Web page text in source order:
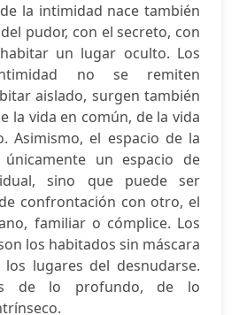
la intimidad nace también
pudor, con el secreto, con
un lugar oculto. Los
no se remiten
aislado, surgen también
la vida en común, de la vida
Asimismo, el espacio de la
un espacio de
sino que puede ser
confrontación con otro, el
familiar o cómplice. Los
los habitados sin máscara
lugares del desnudarse.
de lo profundo, de lo